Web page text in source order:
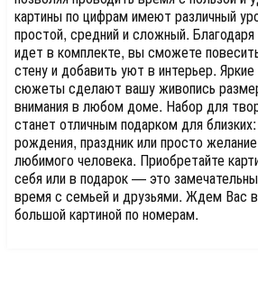
картины по цифрам имеют различный
простой, средний и сложный.
идет в комплекте, вы сможете
стену и добавить уют в интерьер.
сюжеты сделают вашу живопись
внимания в любом доме. Набор для
станет отличным подарком для
рождения, праздник или просто
любимого человека. Приобретайте
себя или в подарок — это
время с семьей и друзьями. Ждем Вас
большой картиной по номерам.